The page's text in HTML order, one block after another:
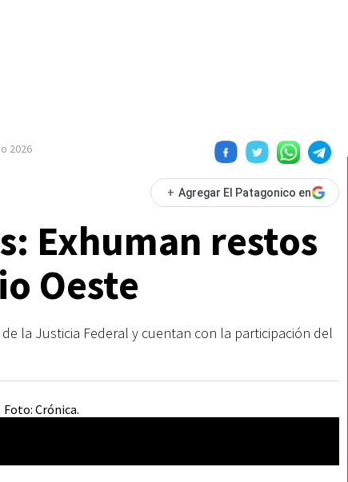
2026
+ Agregar El Patagonico en
Exhuman restos
Oeste
la Justicia Federal y cuentan con la participación del